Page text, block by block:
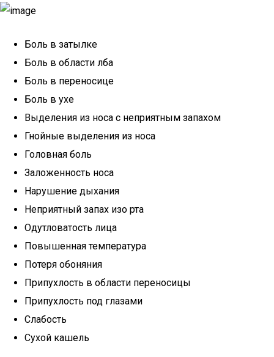
Боль в затылке
Боль в области лба
Боль в переносице
Боль в ухе
Выделения из носа с неприятным запахом
Гнойные выделения из носа
Головная боль
Заложенность носа
Нарушение дыхания
Неприятный запах изо рта
Одутловатость лица
Повышенная температура
Потеря обоняния
Припухлость в области переносицы
Припухлость под глазами
Слабость
Сухой кашель